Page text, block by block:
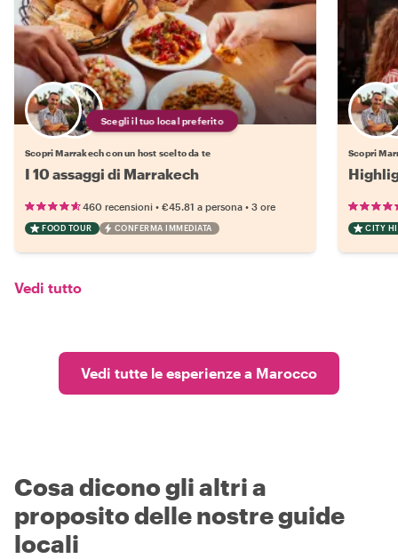
Scegli il tuo local preferito
Scopri Marrakech con un host scelto da te
I 10 assaggi di Marrakech
460 recensioni • €45.81 a persona • 3 ore
FOOD TOUR CONFERMA IMMEDIATA
Scopri
CITY
Vedi tutto
Vedi tutte le esperienze a Marocco
Cosa dicono gli altri a
proposito delle nostre guide
locali